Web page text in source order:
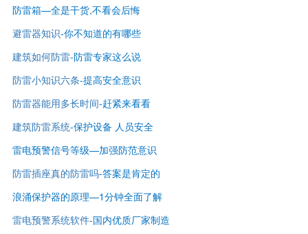
防雷箱—全是干货,不看会后悔
避雷器知识-你不知道的有哪些
建筑如何防雷-防雷专家这么说
防雷小知识六条-提高安全意识
防雷器能用多长时间-赶紧来看看
建筑防雷系统-保护设备 人员安全
雷电预警信号等级—加强防范意识
防雷插座真的防雷吗-答案是肯定的
浪涌保护器的原理—1分钟全面了解
雷电预警系统软件-国内优质厂家制造